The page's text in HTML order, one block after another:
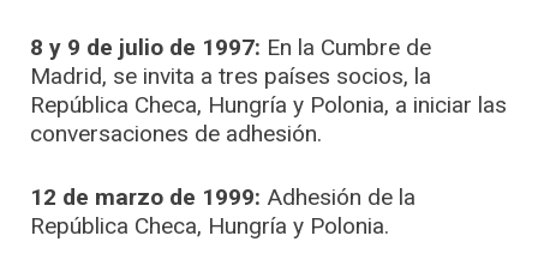
8 y 9 de julio de 1997: En la Cumbre de
Madrid, se invita a tres países socios, la
República Checa, Hungría y Polonia, a iniciar las
conversaciones de adhesión.
12 de marzo de 1999: Adhesión de la
República Checa, Hungría y Polonia.